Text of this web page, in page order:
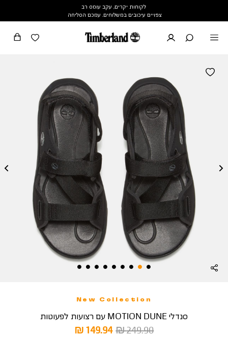
לקוחות יקרים, עקב עומס רב
צפויים עיכובים במשלוחים. עמכם הסליחה
New Collection
סנדלי MOTION DUNE עם רצועות לפעוטות
מחיר
149.94 ₪
מחיר
249.90 ₪